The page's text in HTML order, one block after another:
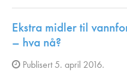
Ekstra midler til
– hva nå?
Publisert 5. april 2016.